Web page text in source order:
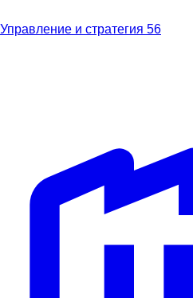
Управление и стратегия 56